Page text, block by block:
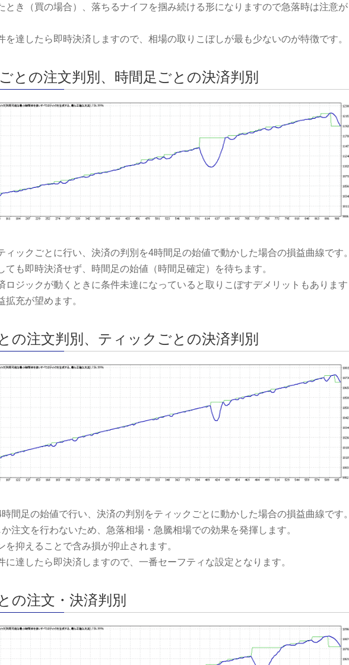
とき（買の場合）、落ちるナイフを掴み続ける形になりますので急落時は注意が
を達したら即時決済しますので、相場の取りこぼしが最も少ないのが特徴です。
との注文判別、時間足ごとの決済判別
ィックごとに行い、決済の判別を4時間足の始値で動かした場合の損益曲線です。
ても即時決済せず、時間足の始値（時間足確定）を待ちます。
ロジックが動くときに条件未達になっていると取りこぼすデメリットもあります
拡充が望めます。
の注文判別、ティックごとの決済判別
間足の始値で行い、決済の判別をティックごとに動かした場合の損益曲線です。
注文を行わないため、急落相場・急騰相場での効果を発揮します。
を抑えることで含み損が抑止されます。
に達したら即決済しますので、一番セーフティな設定となります。
の注文・決済判別